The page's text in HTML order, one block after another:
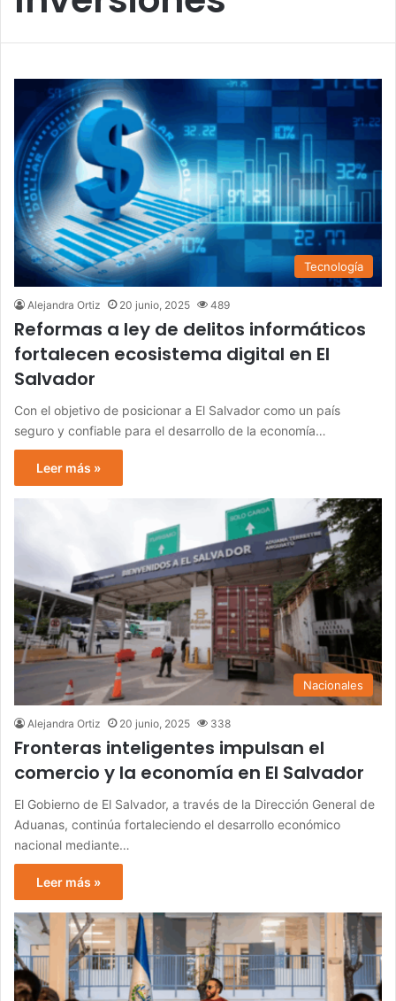
Tecnología
Alejandra Ortiz 20 junio, 2025 489
Reformas a ley de delitos informáticos
fortalecen ecosistema digital en El
Salvador
Con el objetivo de posicionar a El Salvador como un país
seguro y confiable para el desarrollo de la economía…
Leer más »
Nacionales
Alejandra Ortiz 20 junio, 2025 338
Fronteras inteligentes impulsan el
comercio y la economía en El Salvador
El Gobierno de El Salvador, a través de la Dirección General de
Aduanas, continúa fortaleciendo el desarrollo económico
nacional mediante…
Leer más »